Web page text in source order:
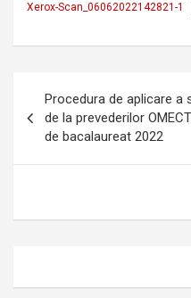
Xerox-Scan_06062022142821-1
în
articole
Procedura de aplicare
de la prevederilor
de bacalaureat 2022